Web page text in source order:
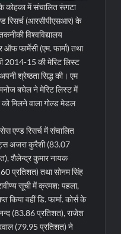
के कोहका में संचालित रूंगटा
रिसर्च (आरसीपीएसआर) के
विश्वविद्यालय
ऑफ फार्मेसी (एम. फार्मा) तथा
की 2014-15 की मेरिट लिस्ट
श्रेष्ठता सिद्ध की। एम
मनोज बघेल ने मेरिट लिस्ट में
को मिलने वाला गोल्ड मेडल
एण्ड रिसर्च में संचालित
अजरा कुरैशी (83.07
शैलेन्द्र कुमार नायक
प्रतिशत) तथा सोनम सिंह
सूची में क्रमश: पहला,
किया वहीं डि. फार्मा. कोर्स के
(83.86 प्रतिशत), राजेश
(79.95 प्रतिशत) ने